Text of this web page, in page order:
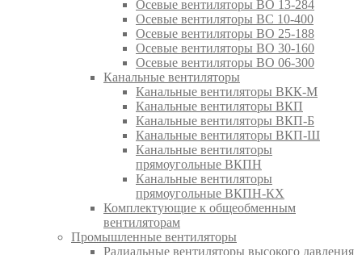
Осевые вентиляторы ВО 13-284
Осевые вентиляторы ВС 10-400
Осевые вентиляторы ВО 25-188
Осевые вентиляторы ВО 30-160
Осевые вентиляторы ВО 06-300
Канальные вентиляторы
Канальные вентиляторы ВКК-М
Канальные вентиляторы ВКП
Канальные вентиляторы ВКП-Б
Канальные вентиляторы ВКП-Ш
Канальные вентиляторы
прямоугольные ВКПН
Канальные вентиляторы
прямоугольные ВКПН-КХ
Комплектующие к общеобменным
вентиляторам
Промышленные вентиляторы
Радиальные вентиляторы высокого давления